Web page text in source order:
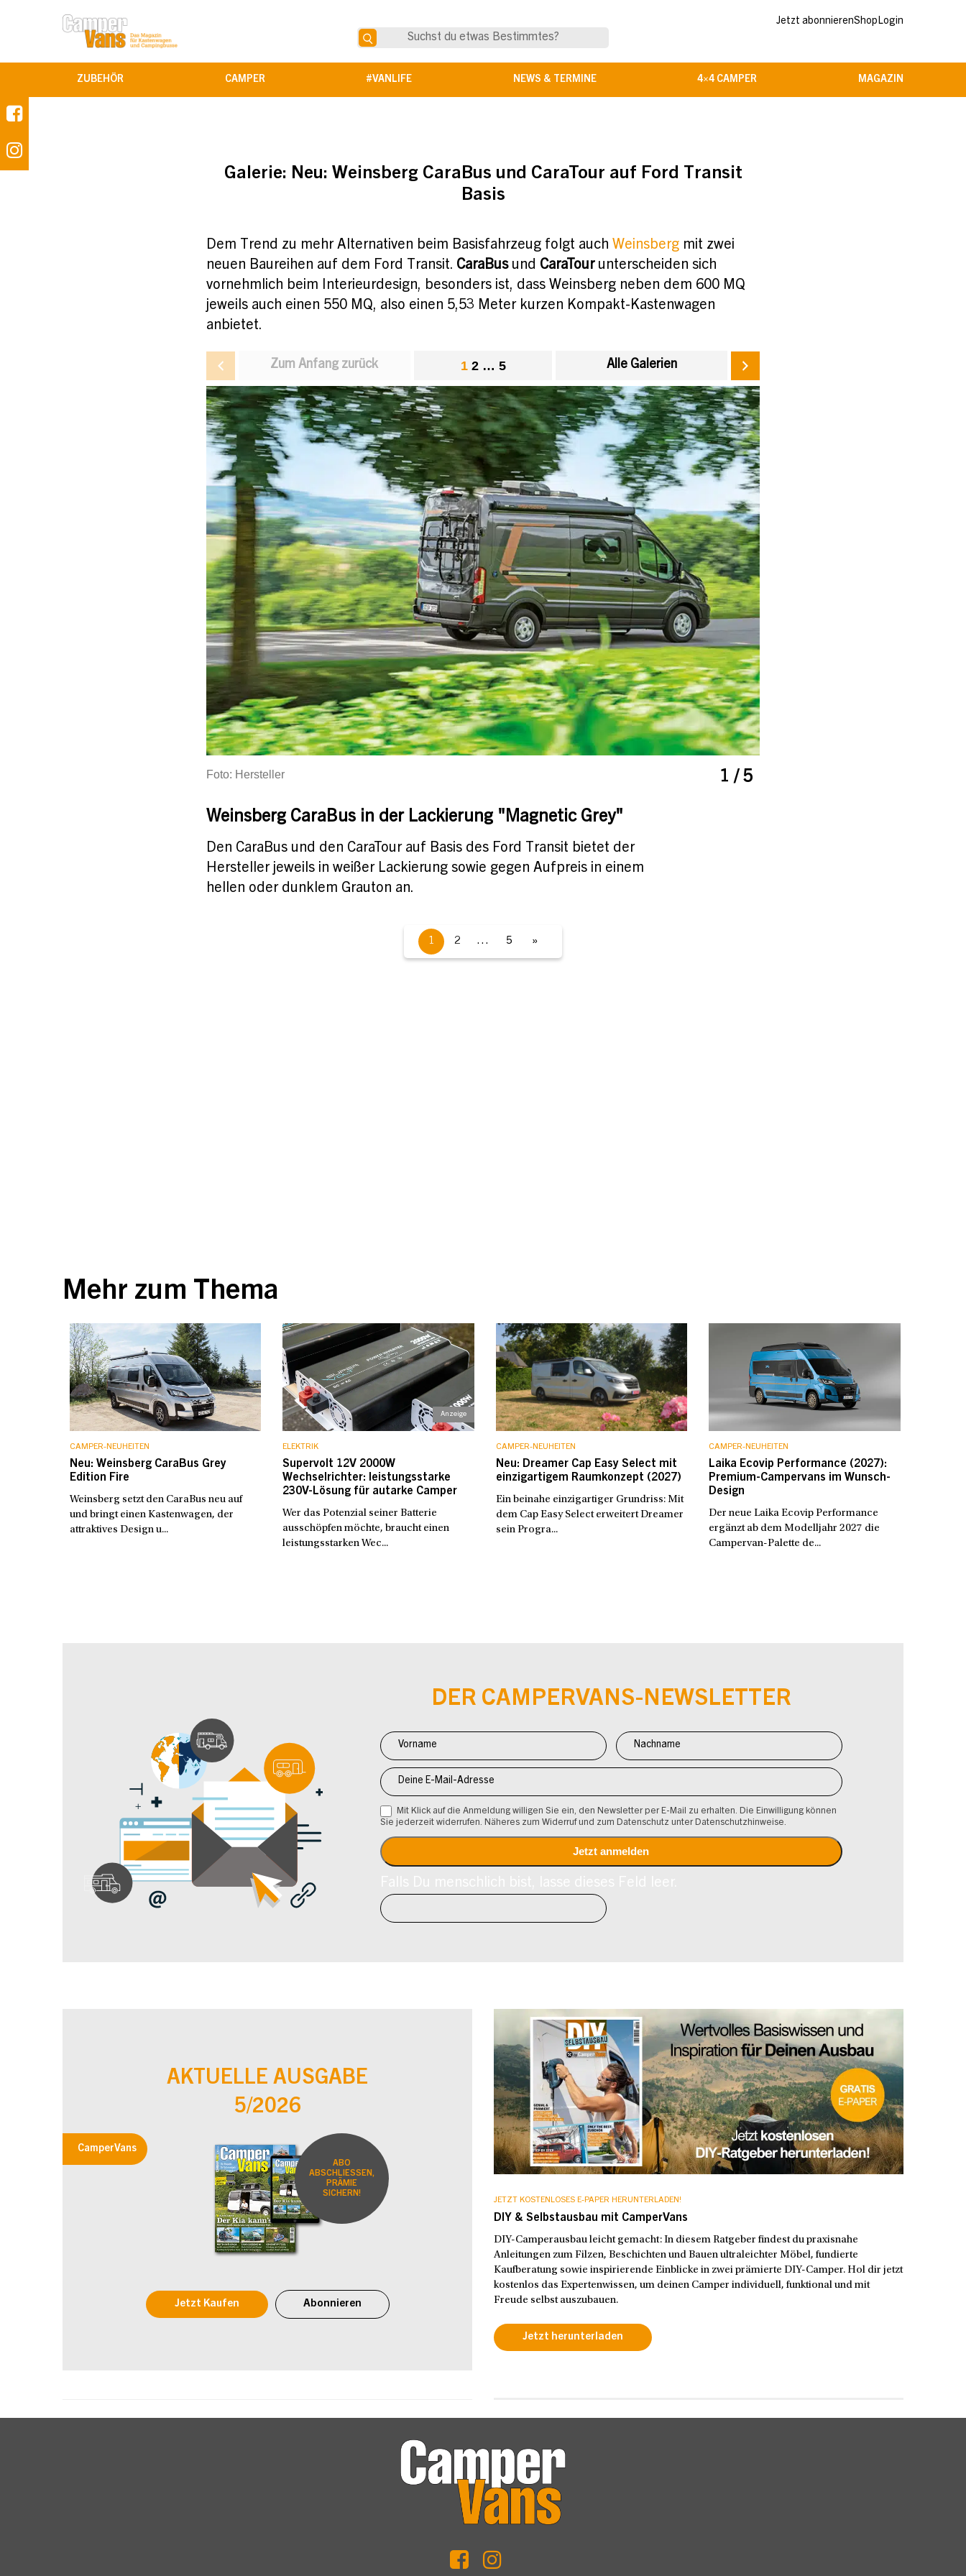
Jetzt abonnierenShopLogin
ZUBEHÖR CAMPER #VANLIFE NEWS & TERMINE 4×4 CAMPER MAGAZIN
Galerie: Neu: Weinsberg CaraBus und CaraTour auf Ford Transit
Basis
Dem Trend zu mehr Alternativen beim Basisfahrzeug folgt auch Weinsberg mit zwei
neuen Baureihen auf dem Ford Transit. CaraBusund CaraTourunterscheiden sich
vornehmlich beim Interieurdesign, besonders ist, dass Weinsberg neben dem 600 MQ
jeweils auch einen 550 MQ, also einen 5,53 Meter kurzen Kompakt-Kastenwagen
anbietet.
Zum Anfang zurück 1 2 … 5 Alle Galerien
1 / 5
Foto: Hersteller
Weinsberg CaraBus in der Lackierung "Magnetic Grey"
Den CaraBus und den CaraTour auf Basis des Ford Transit bietet der
Hersteller jeweils in weißer Lackierung sowie gegen Aufpreis in einem
hellen oder dunklem Grauton an.
1 2 … 5 »
Mehr zum Thema
CAMPER-NEUHEITEN
Neu: Weinsberg CaraBus Grey
Edition Fire
Weinsberg setzt den CaraBus neu auf
und bringt einen Kastenwagen, der
attraktives Design u...
ELEKTRIK
Supervolt 12V 2000W
Wechselrichter: leistungsstarke
230V-Lösung für autarke Camper
Wer das Potenzial seiner Batterie
ausschöpfen möchte, braucht einen
leistungsstarken Wec...
CAMPER-NEUHEITEN
Neu: Dreamer Cap Easy Select mit
einzigartigem Raumkonzept (2027)
Ein beinahe einzigartiger Grundriss: Mit
dem Cap Easy Select erweitert Dreamer
sein Progra...
CAMPER-NEUHEITEN
Laika Ecovip Performance (2027):
Premium-Campervans im Wunsch-
Design
Der neue Laika Ecovip Performance
ergänzt ab dem Modelljahr 2027 die
Campervan-Palette de...
DER CAMPERVANS-NEWSLETTER
Newsletter
Anmeldung
CV
Mit Klick auf die Anmeldung willigen Sie ein, den Newsletter per E-Mail zu erhalten. Die Einwilligung können
Sie jederzeit widerrufen. Näheres zum Widerruf und zum Datenschutz unter Datenschutzhinweise.
AKTUELLE AUSGABE
5/2026
CamperVans
ABO
ABSCHLIESSEN,
PRÄMIE
SICHERN!
Jetzt Kaufen Abonnieren
JETZT KOSTENLOSES E-PAPER HERUNTERLADEN!
DIY & Selbstausbau mit CamperVans
DIY-Camperausbau leicht gemacht: In diesem Ratgeber findest du praxisnahe
Anleitungen zum Filzen, Beschichten und Bauen ultraleichter Möbel, fundierte
Kaufberatung sowie inspirierende Einblicke in zwei prämierte DIY-Camper. Hol dir jetzt
kostenlos das Expertenwissen, um deinen Camper individuell, funktional und mit
Freude selbst auszubauen.
Jetzt herunterladen